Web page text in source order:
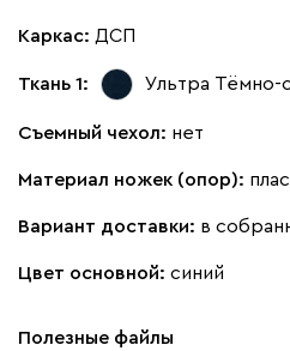
Вулли
Каркас: ДСП
Ткань 1: Ультра Тёмно-
Съемный чехол: нет
Материал ножек (опор):
Вариант доставки: в
Цвет основной: синий
Полезные файлы